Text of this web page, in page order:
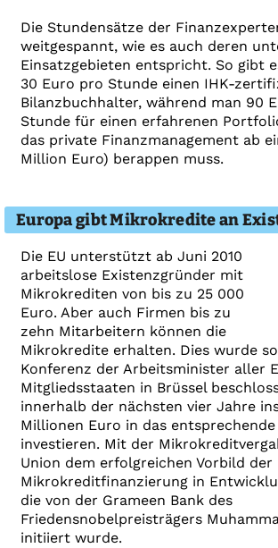
Die Stundensätze der
weitgespannt, wie es auch deren
Einsatzgebieten entspricht. So gibt
30 Euro pro Stunde einen IHK-
Bilanzbuchhalter, während man 90
Stunde für einen erfahrenen
das private Finanzmanagement ab
Million Euro) berappen muss.
Europa gibt Mikrokredite an
Die EU unterstützt ab Juni 2010
arbeitslose Existenzgründer mit
Mikrokrediten von bis zu 25 000
Euro. Aber auch Firmen bis zu
zehn Mitarbeitern können die
Mikrokredite erhalten. Dies wurde
Konferenz der Arbeitsminister aller
Mitgliedsstaaten in Brüssel
innerhalb der nächsten vier Jahre
Millionen Euro in das
investieren. Mit der
Union dem erfolgreichen Vorbild der
Mikrokreditfinanzierung in
die von der Grameen Bank des
Friedensnobelpreisträgers
initiiert wurde.